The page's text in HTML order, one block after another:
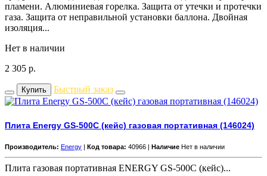
пламени. Алюминиевая горелка. Защита от утечки и протечки
газа. Защита от неправильной установки баллона. Двойная
изоляция...
Нет в наличии
2 305 р.
Купить Быстрый заказ
Плита Energy GS-500C (кейс) газовая портативная (146024)
Производитель: Energy | Код товара: 40966 | Наличие Нет в наличии
Плита газовая портативная ENERGY GS-500C (кейс)...